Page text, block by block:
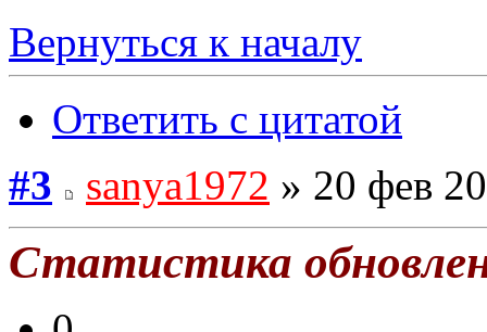
Вернуться к началу
Ответить с цитатой
#3
sanya1972 » 20 фев
Статистика